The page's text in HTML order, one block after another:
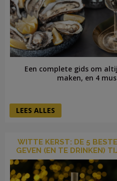
Een complete gids om
maken, en 4
LEES ALLES
WITTE KERST: DE 5
GEVEN (EN TE DRINKEN)